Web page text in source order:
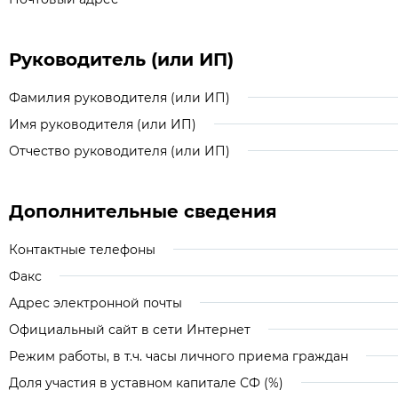
Руководитель (или ИП)
Фамилия руководителя (или ИП)
Имя руководителя (или ИП)
Отчество руководителя (или ИП)
Дополнительные сведения
Контактные телефоны
Факс
Адрес электронной почты
Официальный сайт в сети Интернет
Режим работы, в т.ч. часы личного приема граждан
Доля участия в уставном капитале СФ (%)